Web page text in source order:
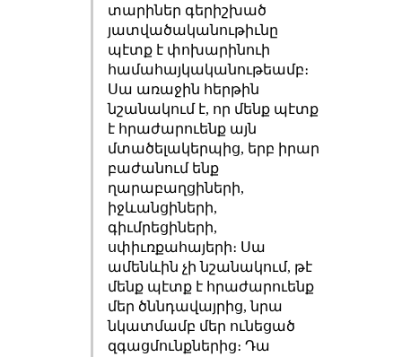
տարիներ գերիշխած
յատվածականութիւնը
պէտք է փոխարինուի
համահայկականութեամբ։
Սա առաջին հերթին
նշանակում է, որ մենք պէտք
է հրաժարուենք այն
մտածելակերպից, երբ իրար
բաժանում ենք
ղարաբաղցիների,
իջևանցիների,
գիւմրեցիների,
սփիւռքահայերի։ Սա
ամենևին չի նշանակում, թէ
մենք պէտք է հրաժարուենք
մեր ծննդավայրից, նրա
նկատմամբ մեր ունեցած
զգացմունքներից։ Դա